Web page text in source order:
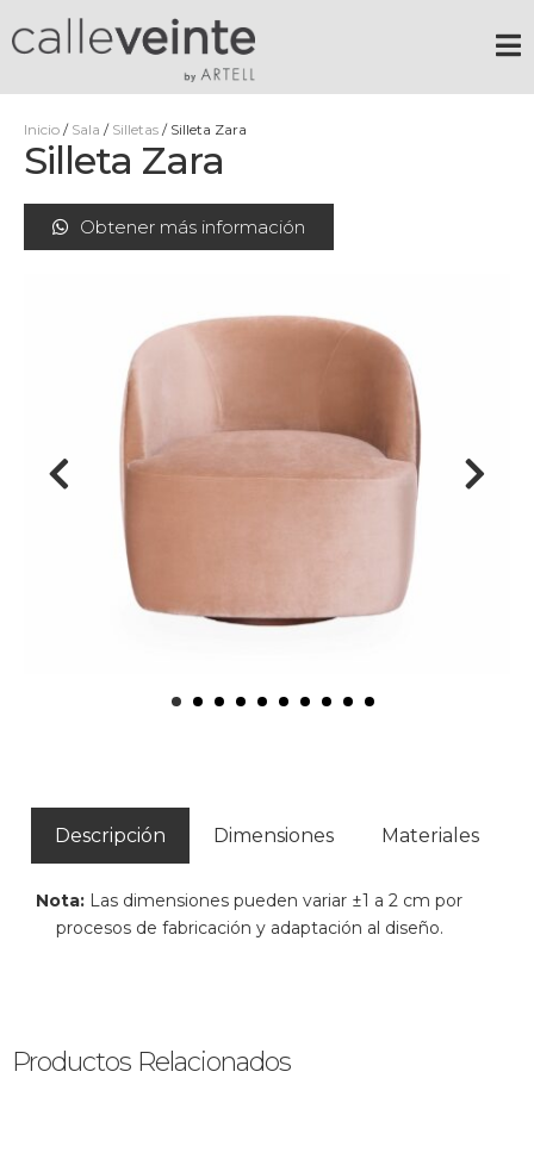
Inicio / Sala / Silletas / Silleta Zara
Silleta Zara
Obtener más información
Descripción Dimensiones Materiales
Nota: Las dimensiones pueden variar ±1 a 2 cm por
procesos de fabricación y adaptación al diseño.
Productos Relacionados